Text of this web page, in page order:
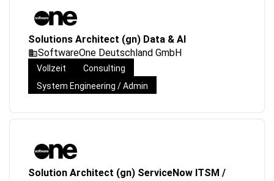
Solutions Architect (gn) Data & AI
SoftwareOne Deutschland GmbH
Vollzeit
Consulting
System Engineering / Admin
Solution Architect (gn) ServiceNow ITSM /